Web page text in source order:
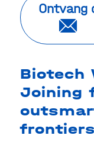
Ontvang
Biotech
Joining